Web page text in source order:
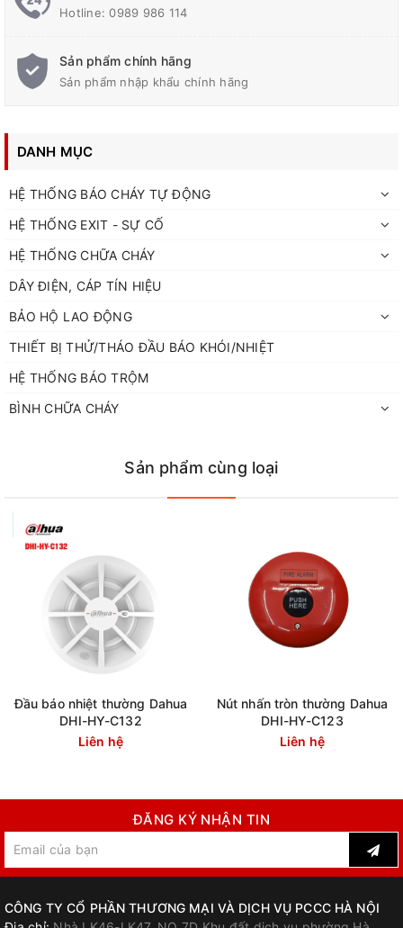
Hotline:0989 986 114
Sản phẩm chính hãng
Sản phẩm nhập khẩu chính hãng
DANH MỤC
HỆ THỐNG BÁO CHÁY TỰ ĐỘNG
HỆ THỐNG EXIT - SỰ CỐ
HỆ THỐNG CHỮA CHÁY
DÂY ĐIỆN, CÁP TÍN HIỆU
BẢO HỘ LAO ĐỘNG
THIẾT BỊ THỬ/THÁO ĐẦU BÁO KHÓI/NHIỆT
HỆ THỐNG BÁO TRỘM
BÌNH CHỮA CHÁY
Sản phẩm cùng loại
Đầu báo nhiệt thường Dahua
DHI-HY-C132
Liên hệ
Nút nhấn tròn thường Dahua
DHI-HY-C123
Liên hệ
ĐĂNG KÝ NHẬN TIN
CÔNG TY CỔ PHẦN THƯƠNG MẠI VÀ DỊCH VỤ PCCC HÀ NỘI